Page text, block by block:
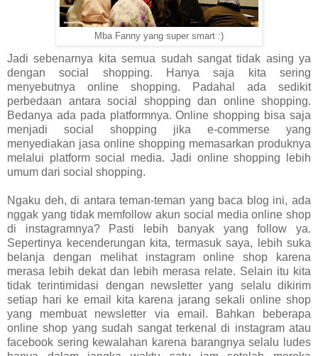
Mba Fanny yang super smart :)
Jadi sebenarnya kita semua sudah sangat tidak asing ya
dengan social shopping. Hanya saja kita sering
menyebutnya online shopping. Padahal ada sedikit
perbedaan antara social shopping dan online shopping.
Bedanya ada pada platformnya. Online shopping bisa saja
menjadi social shopping jika e-commerse yang
menyediakan jasa online shopping memasarkan produknya
melalui platform social media. Jadi online shopping lebih
umum dari social shopping.
Ngaku deh, di antara teman-teman yang baca blog ini, ada
nggak yang tidak memfollow akun social media online shop
di instagramnya? Pasti lebih banyak yang follow ya.
Sepertinya kecenderungan kita, termasuk saya, lebih suka
belanja dengan melihat instagram online shop karena
merasa lebih dekat dan lebih merasa relate. Selain itu kita
tidak terintimidasi dengan newsletter yang selalu dikirim
setiap hari ke email kita karena jarang sekali online shop
yang membuat newsletter via email. Bahkan beberapa
online shop yang sudah sangat terkenal di instagram atau
facebook sering kewalahan karena barangnya selalu ludes